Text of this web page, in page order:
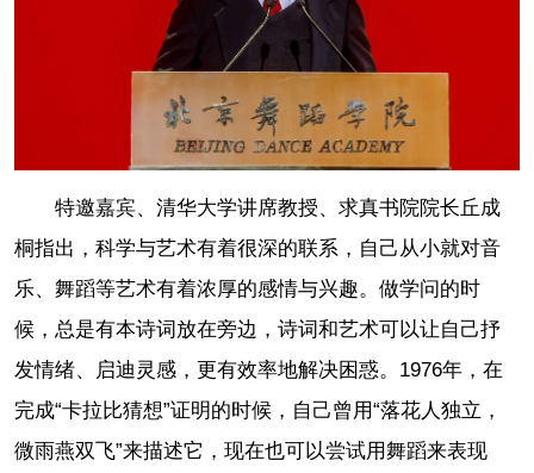
特邀嘉宾、清华大学讲席教授、求真书院院长丘成
桐指出，科学与艺术有着很深的联系，自己从小就对音
乐、舞蹈等艺术有着浓厚的感情与兴趣。做学问的时
候，总是有本诗词放在旁边，诗词和艺术可以让自己抒
发情绪、启迪灵感，更有效率地解决困惑。1976年，在
完成“卡拉比猜想”证明的时候，自己曾用“落花人独立，
微雨燕双飞”来描述它，现在也可以尝试用舞蹈来表现